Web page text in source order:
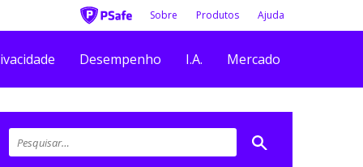
Sobre Produtos Ajuda
Desempenho I.A. Mercado